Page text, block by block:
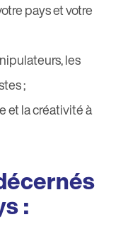
pays et votre
les
;
et la créativité à
: